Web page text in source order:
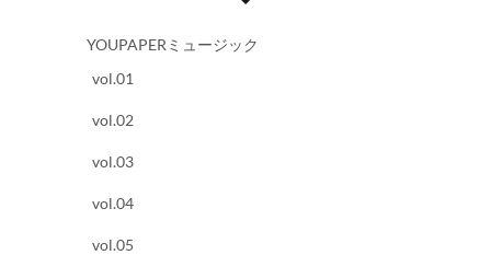
YOUPAPERミュージック
vol.01
vol.02
vol.03
vol.04
vol.05